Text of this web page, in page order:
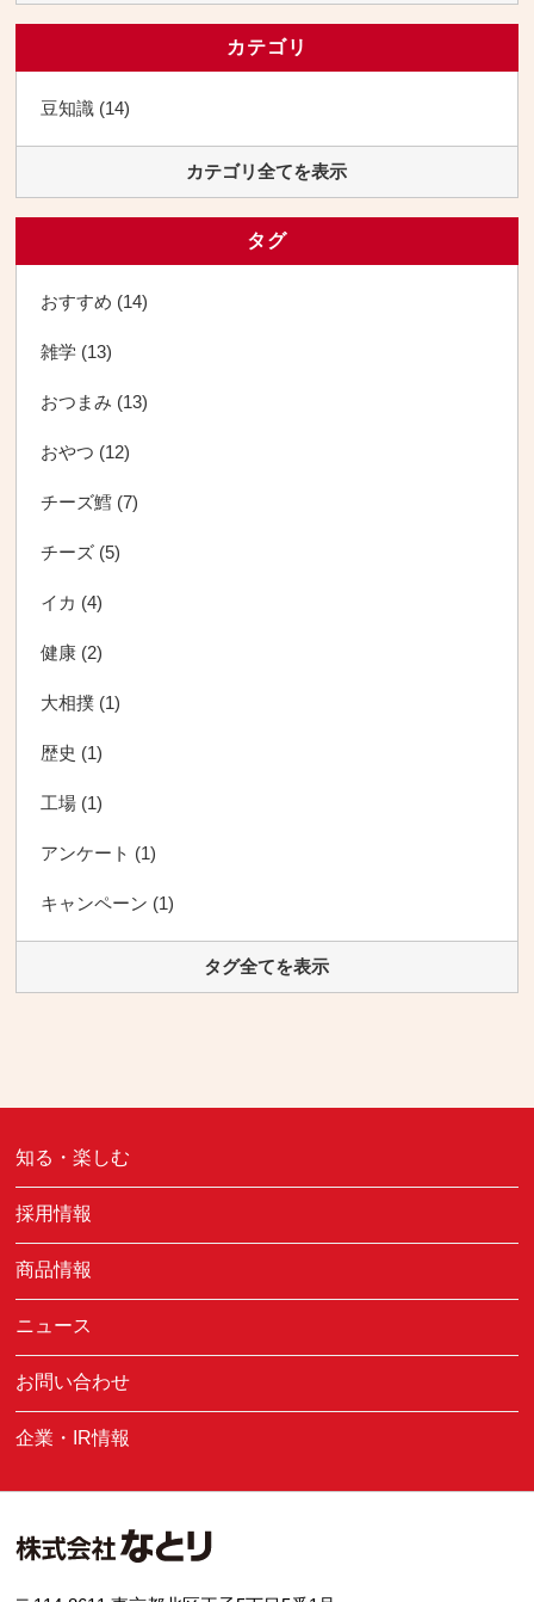
カテゴリ
豆知識 (14)
カテゴリ全てを表示
タグ
おすすめ (14)
雑学 (13)
おつまみ (13)
おやつ (12)
チーズ鱈 (7)
チーズ (5)
イカ (4)
健康 (2)
大相撲 (1)
歴史 (1)
工場 (1)
アンケート (1)
キャンペーン (1)
タグ全てを表示
知る・楽しむ
採用情報
商品情報
ニュース
お問い合わせ
企業・IR情報